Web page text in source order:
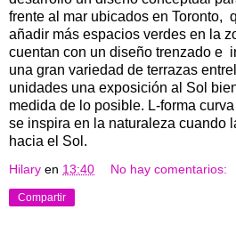
frente al mar ubicados en Toronto,
añadir más espacios verdes en la
cuentan con un diseño trenzado e
una gran variedad de terrazas
unidades una exposición al Sol
medida de lo posible. L-forma
se inspira en la naturaleza cuando
hacia el Sol.
Hilary en 13:40 No hay comentarios:
Compartir